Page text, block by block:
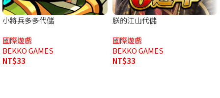
小將兵多多代儲
國際遊戲
BEKKO GAMES
NT$33
朕的江山代儲
國際遊戲
BEKKO GAMES
NT$33